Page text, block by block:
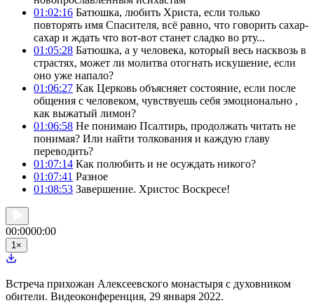
01:02:16 Батюшка, любить Христа, если только
повторять имя Спасителя, всё равно, что говорить сахар-
сахар и ждать что вот-вот станет сладко во рту...
01:05:28 Батюшка, а у человека, который весь насквозь в
страстях, может ли молитва отогнать искушение, если
оно уже напало?
01:06:27 Как Церковь объясняет состояние, если после
общения с человеком, чувствуешь себя эмоционально ,
как выжатый лимон?
01:06:58 Не понимаю Псалтирь, продолжать читать не
понимая? Или найти толкования и каждую главу
переводить?
01:07:14 Как полюбить и не осуждать никого?
01:07:41 Разное
01:08:53 Завершение. Христос Воскресе!
00:0000:00
1×
Встреча прихожан Алексеевского монастыря с духовником
обители. Видеоконференция, 29 января 2022.